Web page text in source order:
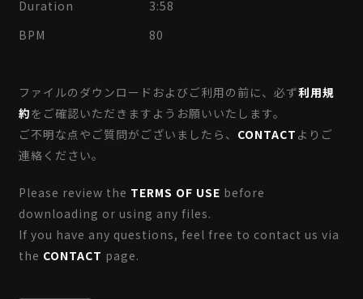
Duration
3:58
BPM
80
ファイルのダウンロードおよびご利用の前に、必ず利用規
約をご確認いただきますようお願いいたします。
ご不明な点やご質問がございましたら、 CONTACT よりご
連絡ください。
Please review the TERMS OF USE before
downloading or using any files.
If you have any questions, feel free to contact us via
the CONTACT page.